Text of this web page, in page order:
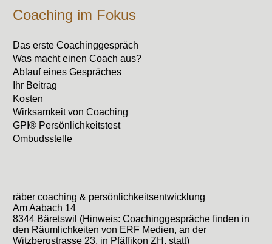
Coaching im Fokus
Das erste Coachinggespräch
Was macht einen Coach aus?
Ablauf eines Gespräches
Ihr Beitrag
Kosten
Wirksamkeit von Coaching
GPI® Persönlichkeitstest
Ombudsstelle
räber coaching & persönlichkeitsentwicklung
Am Aabach 14
8344 Bäretswil (Hinweis: Coachinggespräche finden in
den Räumlichkeiten von ERF Medien, an der
Witzbergstrasse 23, in Pfäffikon ZH, statt)